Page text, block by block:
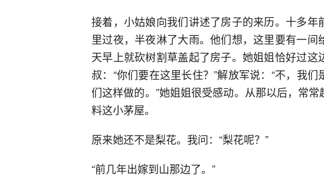
接着，小姑娘向我们讲述了房子的来历。十多
里过夜，半夜淋了大雨。他们想，这里要有一
天早上就砍树割草盖起了房子。她姐姐恰好过
叔：“你们要在这里长住？”解放军说：“不，我
们这样做的。”她姐姐很受感动。从那以后，常
料这小茅屋。
原来她还不是梨花。我问：“梨花呢？”
“前几年出嫁到山那边了。”